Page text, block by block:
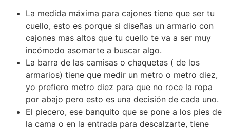
La medida máxima para cajones tiene que ser tu
cuello, esto es porque si diseñas un armario con
cajones mas altos que tu cuello te va a ser muy
incómodo asomarte a buscar algo.
La barra de las camisas o chaquetas ( de los
armarios) tiene que medir un metro o metro diez,
yo prefiero metro diez para que no roce la ropa
por abajo pero esto es una decisión de cada uno.
El piecero, ese banquito que se pone a los pies de
la cama o en la entrada para descalzarte, tiene